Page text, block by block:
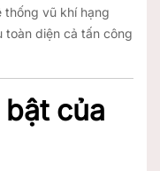
vũ khí hạng
toàn diện cả tấn công
của